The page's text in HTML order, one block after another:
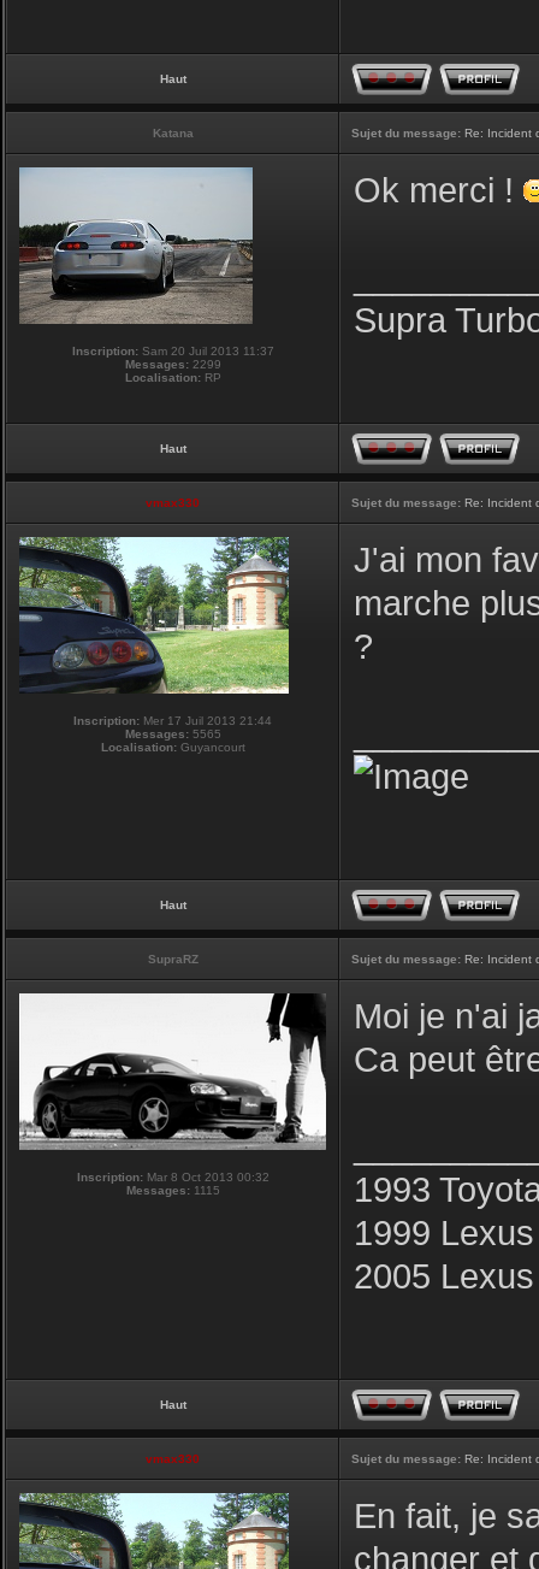
Haut
Katana Sujet du message: Re: Incident
Inscription:Sam 20 Juil 2013 11:37
Messages:2299
Localisation:RP
Ok merci !
Supra
Haut
vmax330 Sujet du message: Re: Incident
Inscription: Mer 17 Juil 2013 21:44
Messages:5565
Localisation:Guyancourt
J'ai mon
marche
?
Haut
SupraRZ Sujet du message: Re: Incident
Inscription:Mar 8 Oct 2013 00:32
Messages:1115
Moi je n'ai
Ca peut
1993
1999
2005
Haut
vmax330 Sujet du message: Re: Incident
En fait, je
changer et